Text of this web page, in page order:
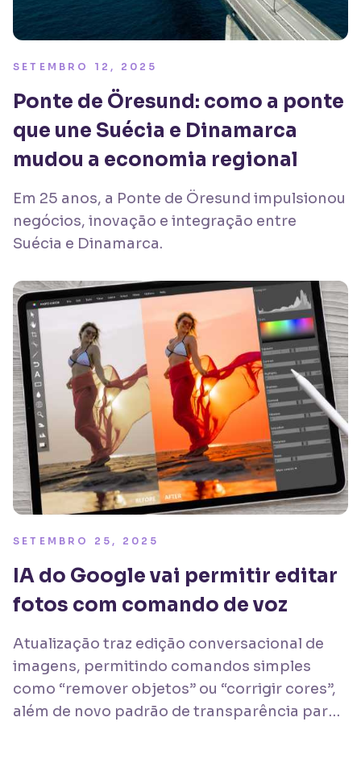
SETEMBRO 12, 2025
Ponte de Öresund: como a ponte
que une Suécia e Dinamarca
mudou a economia regional
Em 25 anos, a Ponte de Öresund impulsionou
negócios, inovação e integração entre
Suécia e Dinamarca.
SETEMBRO 25, 2025
IA do Google vai permitir editar
fotos com comando de voz
Atualização traz edição conversacional de
imagens, permitindo comandos simples
como “remover objetos” ou “corrigir cores”,
além de novo padrão de transparência para